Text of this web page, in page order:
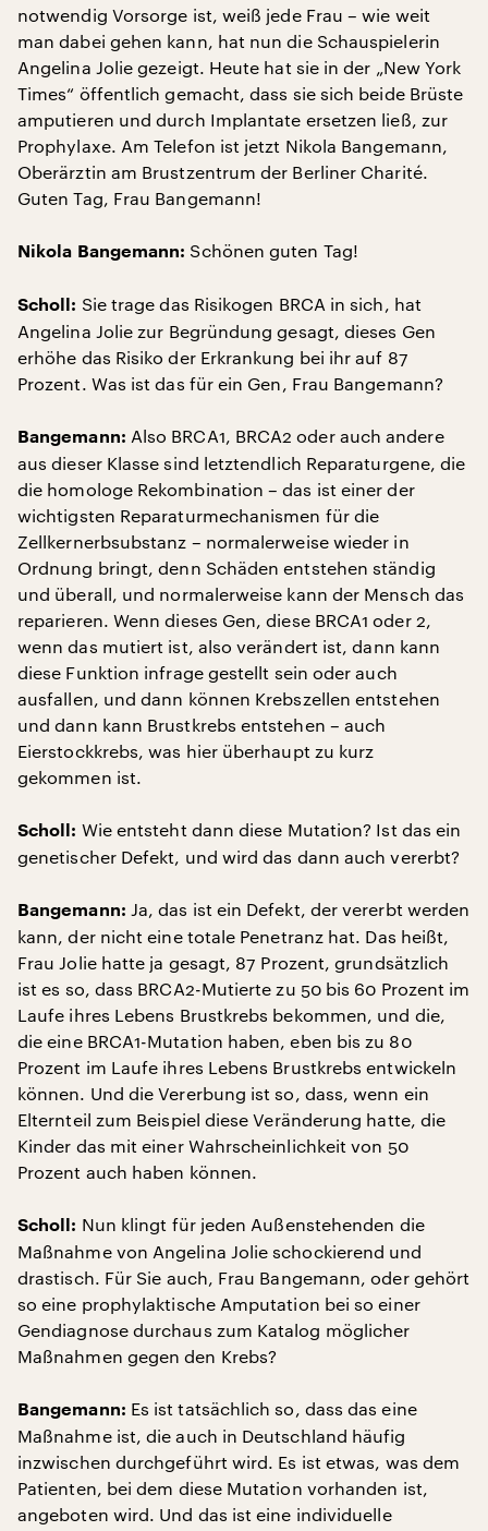
notwendig Vorsorge ist, weiß jede Frau – wie weit
man dabei gehen kann, hat nun die Schauspielerin
Angelina Jolie gezeigt. Heute hat sie in der „New York
Times“ öffentlich gemacht, dass sie sich beide Brüste
amputieren und durch Implantate ersetzen ließ, zur
Prophylaxe. Am Telefon ist jetzt Nikola Bangemann,
Oberärztin am Brustzentrum der Berliner Charité.
Guten Tag, Frau Bangemann!
Nikola Bangemann: Schönen guten Tag!
Scholl: Sie trage das Risikogen BRCA in sich, hat
Angelina Jolie zur Begründung gesagt, dieses Gen
erhöhe das Risiko der Erkrankung bei ihr auf 87
Prozent. Was ist das für ein Gen, Frau Bangemann?
Bangemann: Also BRCA1, BRCA2 oder auch andere
aus dieser Klasse sind letztendlich Reparaturgene, die
die homologe Rekombination – das ist einer der
wichtigsten Reparaturmechanismen für die
Zellkernerbsubstanz – normalerweise wieder in
Ordnung bringt, denn Schäden entstehen ständig
und überall, und normalerweise kann der Mensch das
reparieren. Wenn dieses Gen, diese BRCA1 oder 2,
wenn das mutiert ist, also verändert ist, dann kann
diese Funktion infrage gestellt sein oder auch
ausfallen, und dann können Krebszellen entstehen
und dann kann Brustkrebs entstehen – auch
Eierstockkrebs, was hier überhaupt zu kurz
gekommen ist.
Scholl: Wie entsteht dann diese Mutation? Ist das ein
genetischer Defekt, und wird das dann auch vererbt?
Bangemann: Ja, das ist ein Defekt, der vererbt werden
kann, der nicht eine totale Penetranz hat. Das heißt,
Frau Jolie hatte ja gesagt, 87 Prozent, grundsätzlich
ist es so, dass BRCA2-Mutierte zu 50 bis 60 Prozent im
Laufe ihres Lebens Brustkrebs bekommen, und die,
die eine BRCA1-Mutation haben, eben bis zu 80
Prozent im Laufe ihres Lebens Brustkrebs entwickeln
können. Und die Vererbung ist so, dass, wenn ein
Elternteil zum Beispiel diese Veränderung hatte, die
Kinder das mit einer Wahrscheinlichkeit von 50
Prozent auch haben können.
Scholl: Nun klingt für jeden Außenstehenden die
Maßnahme von Angelina Jolie schockierend und
drastisch. Für Sie auch, Frau Bangemann, oder gehört
so eine prophylaktische Amputation bei so einer
Gendiagnose durchaus zum Katalog möglicher
Maßnahmen gegen den Krebs?
Bangemann: Es ist tatsächlich so, dass das eine
Maßnahme ist, die auch in Deutschland häufig
inzwischen durchgeführt wird. Es ist etwas, was dem
Patienten, bei dem diese Mutation vorhanden ist,
angeboten wird. Und das ist eine individuelle